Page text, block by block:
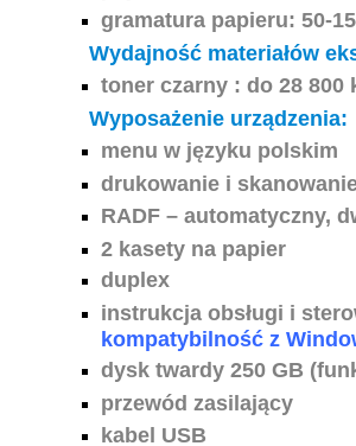
gramatura papieru: 50-
Wydajność materiałów
toner czarny : do 28 800
Wyposażenie urządzenia:
menu w języku polskim
drukowanie i
RADF – automatyczny,
2 kasety na papier
duplex
instrukcja obsługi i
kompatybilność z
dysk twardy 250 GB
przewód zasilający
kabel USB